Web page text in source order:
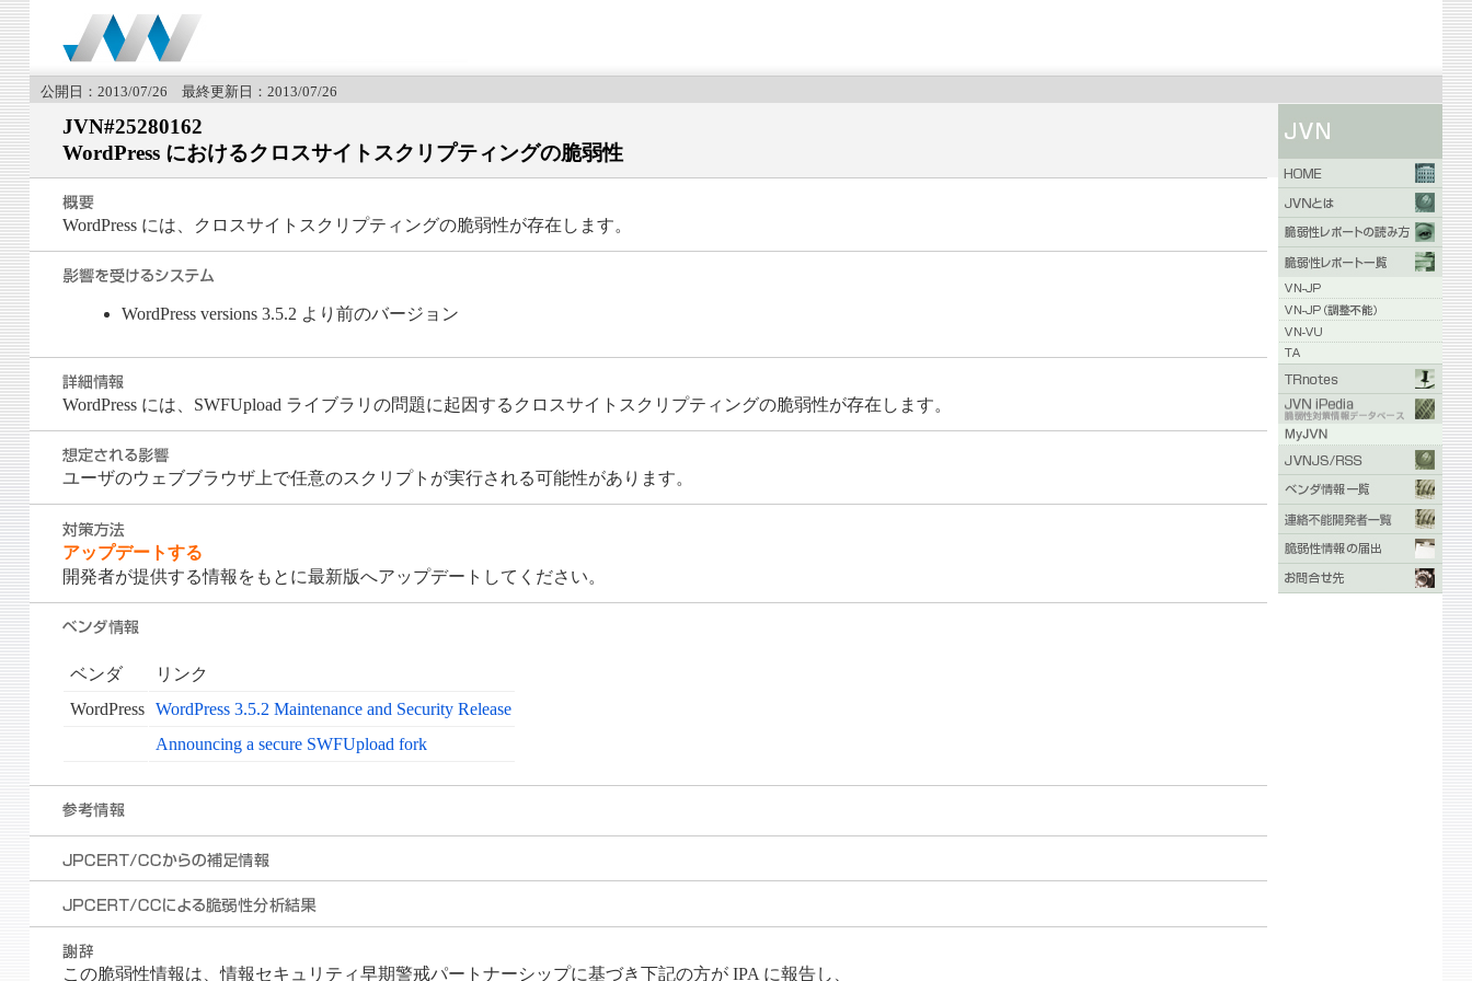
公開日：2013/07/26 最終更新日：2013/07/26
JVN#25280162
WordPress におけるクロスサイトスクリプティングの脆弱性
WordPress には、クロスサイトスクリプティングの脆弱性が存在します。
WordPress versions 3.5.2 より前のバージョン
WordPress には、SWFUpload ライブラリの問題に起因するクロスサイトスクリプティングの脆弱性が存在します。
ユーザのウェブブラウザ上で任意のスクリプトが実行される可能性があります。
アップデートする
開発者が提供する情報をもとに最新版へアップデートしてください。
ベンダ
リンク
WordPress WordPress 3.5.2 Maintenance and Security Release
Announcing a secure SWFUpload fork
この脆弱性情報は、情報セキュリティ早期警戒パートナーシップに基づき下記の方が IPA に報告し、